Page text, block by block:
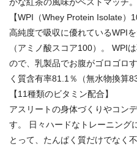
【WPI（Whey Protein Isolate）
高純度で吸収に優れているWPI
（アミノ酸スコア100）。 WPI
ので、乳製品でお腹がゴロゴロ
く質含有率81.1％（無水物換算
【11種類のビタミン配合】
アスリートの身体づくりやコン
す。 日々ハードなトレーニング
とって、たんぱく質だけでなく